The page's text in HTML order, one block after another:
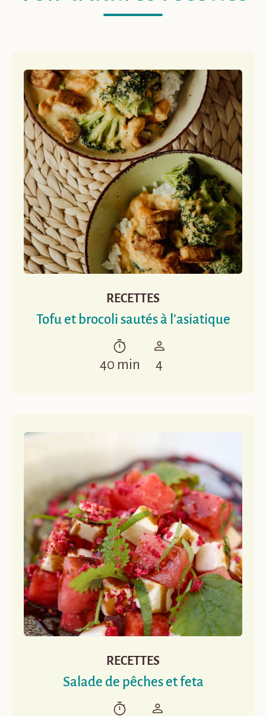
RECETTES
Tofu et brocoli sautés à l’asiatique
40 min 4
RECETTES
Salade de pêches et feta